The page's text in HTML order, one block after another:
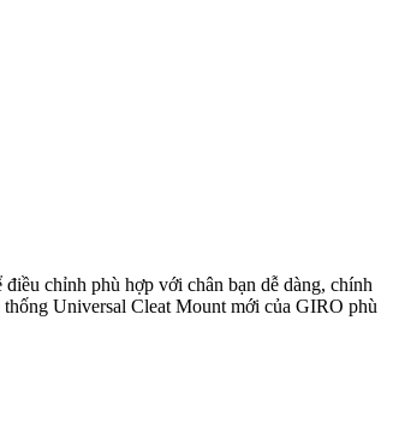
chỉnh phù hợp với chân bạn dễ dàng, chính
Universal Cleat Mount mới của GIRO phù